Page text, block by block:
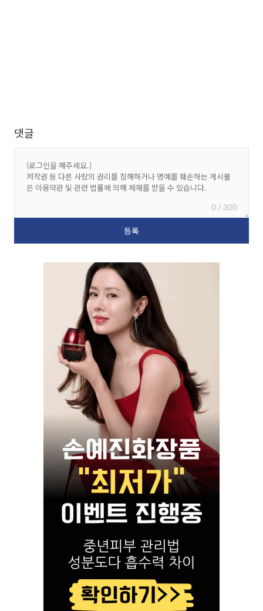
댓글
0 / 300